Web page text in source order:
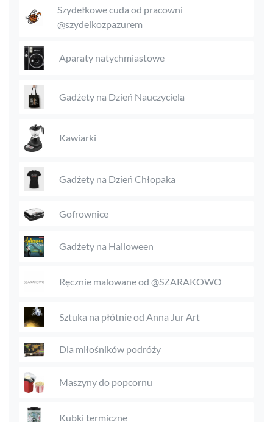
Szydełkowe cuda od pracowni
@szydelkozpazurem
Aparaty natychmiastowe
Gadżety na Dzień Nauczyciela
Kawiarki
Gadżety na Dzień Chłopaka
Gofrownice
Gadżety na Halloween
Ręcznie malowane od @SZARAKOWO
Sztuka na płótnie od Anna Jur Art
Dla miłośników podróży
Maszyny do popcornu
Kubki termiczne